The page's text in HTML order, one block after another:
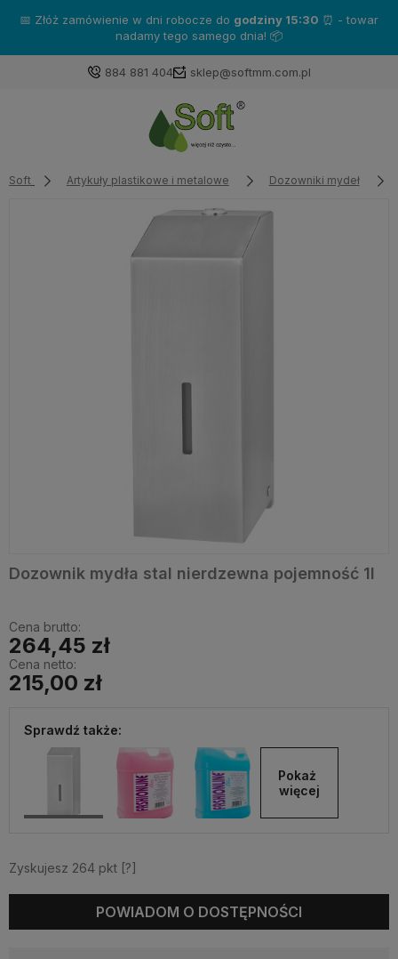
📅 Złóż zamówienie w dni robocze do godziny 15:30 ⏰ - towar
nadamy tego samego dnia! 📦
884 881 404 sklep@softmm.com.pl
Soft Artykuły plastikowe i metalowe Dozowniki mydeł
Dozownik mydła stal nierdzewna pojemność 1l
Cena brutto:
264,45 zł
Cena netto:
215,00 zł
Sprawdź także:
Pokaż
więcej
Zyskujesz 264 pkt [?]
POWIADOM O DOSTĘPNOŚCI